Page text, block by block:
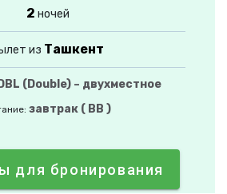
2 ночей
из Ташкент
DBL (Double) – двухместное
завтрак ( BB )
для бронирования